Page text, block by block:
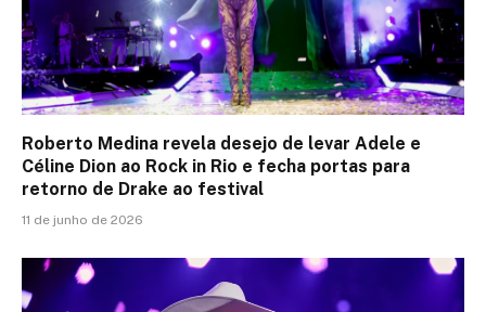
Roberto Medina revela desejo de levar Adele e
Céline Dion ao Rock in Rio e fecha portas para
retorno de Drake ao festival
11 de junho de 2026